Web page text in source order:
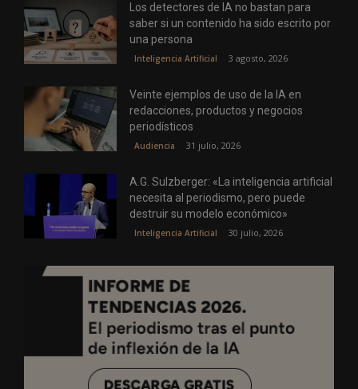
Los detectores de IA no bastan para
saber si un contenido ha sido escrito por
una persona
Inteligencia Artificial 3 agosto, 2026
Veinte ejemplos de uso de la IA en
redacciones, productos y negocios
periodísticos
Audiencia 31 julio, 2026
A.G. Sulzberger: «La inteligencia artificial
necesita al periodismo, pero puede
destruir su modelo económico»
Inteligencia Artificial 30 julio, 2026